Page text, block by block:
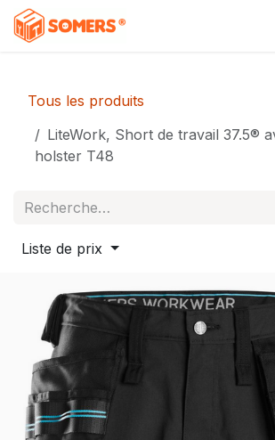
Se rendre au contenu
Tous les produits
LiteWork, Short de travail 37.5®
holster T48
Liste de prix